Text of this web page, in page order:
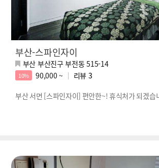
부산-스파인자이
부산 부산진구 부전동 515-14
10% 90,000 ~ 리뷰 3
부산 서면 [스파인자이] 편안한~! 휴식처가 되겠습